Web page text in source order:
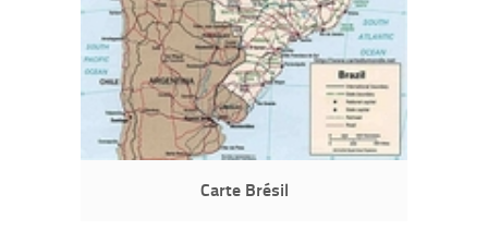
Carte Brésil